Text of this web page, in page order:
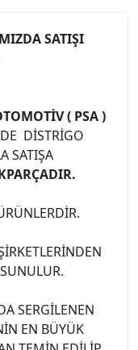
SATIŞI
( PSA )
DİSTRİGO
SATIŞA
SERGİLENEN
EN BÜYÜK